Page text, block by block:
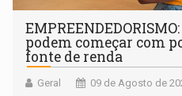
podem começar com
fonte de renda
Geral 09 de Agosto de